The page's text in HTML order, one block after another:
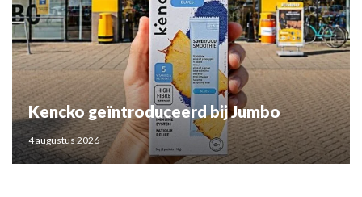
Kencko geïntroduceerd bij Jumbo
4 augustus 2026